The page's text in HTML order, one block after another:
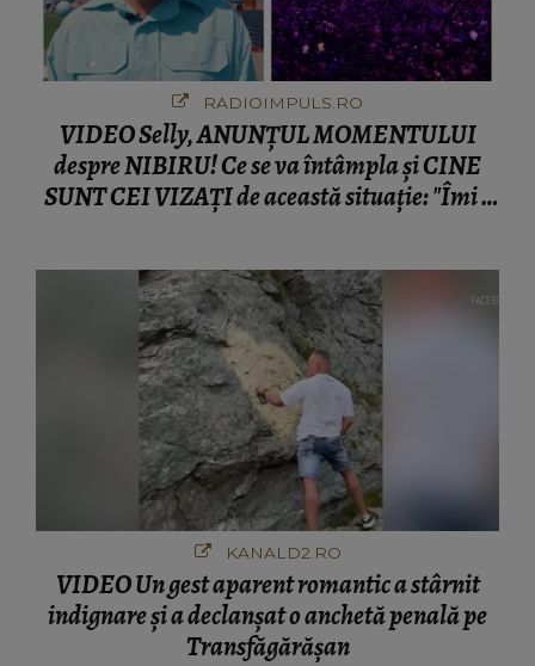
RADIOIMPULS.RO
VIDEO Selly, ANUNȚUL MOMENTULUI
despre NIBIRU! Ce se va întâmpla și CINE
SUNT CEI VIZAȚI de această situație: "Îmi e
KANALD2.RO
VIDEO Un gest aparent romantic a stârnit
indignare și a declanșat o anchetă penală pe
Transfăgărășan